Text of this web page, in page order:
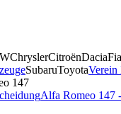
ChryslerCitroënDacia
SubaruToyotaVerein
147
Alfa Romeo 147